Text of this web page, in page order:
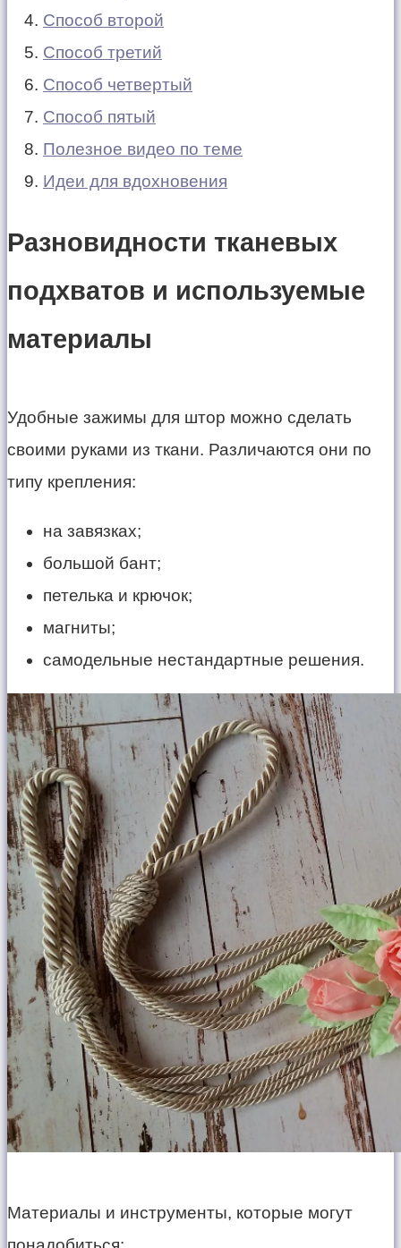
Способ второй
Способ третий
Способ четвертый
Способ пятый
Полезное видео по теме
Идеи для вдохновения
Разновидности тканевых
подхватов и используемые
материалы
Удобные зажимы для штор можно сделать
своими руками из ткани. Различаются они по
типу крепления:
на завязках;
большой бант;
петелька и крючок;
магниты;
самодельные нестандартные решения.
Материалы и инструменты, которые могут